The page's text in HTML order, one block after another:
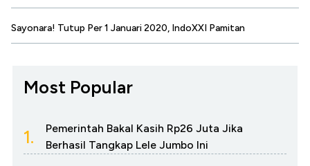
Sayonara! Tutup Per 1 Januari 2020, IndoXXI Pamitan
Most Popular
1.
Pemerintah Bakal Kasih Rp26 Juta Jika
Berhasil Tangkap Lele Jumbo Ini